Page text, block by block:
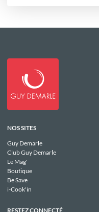
NOS SITES
Guy Demarle
Club Guy Demarle
Le Mag'
Boutique
Be Save
i-Cook'in
RESTEZ CONNECTÉ